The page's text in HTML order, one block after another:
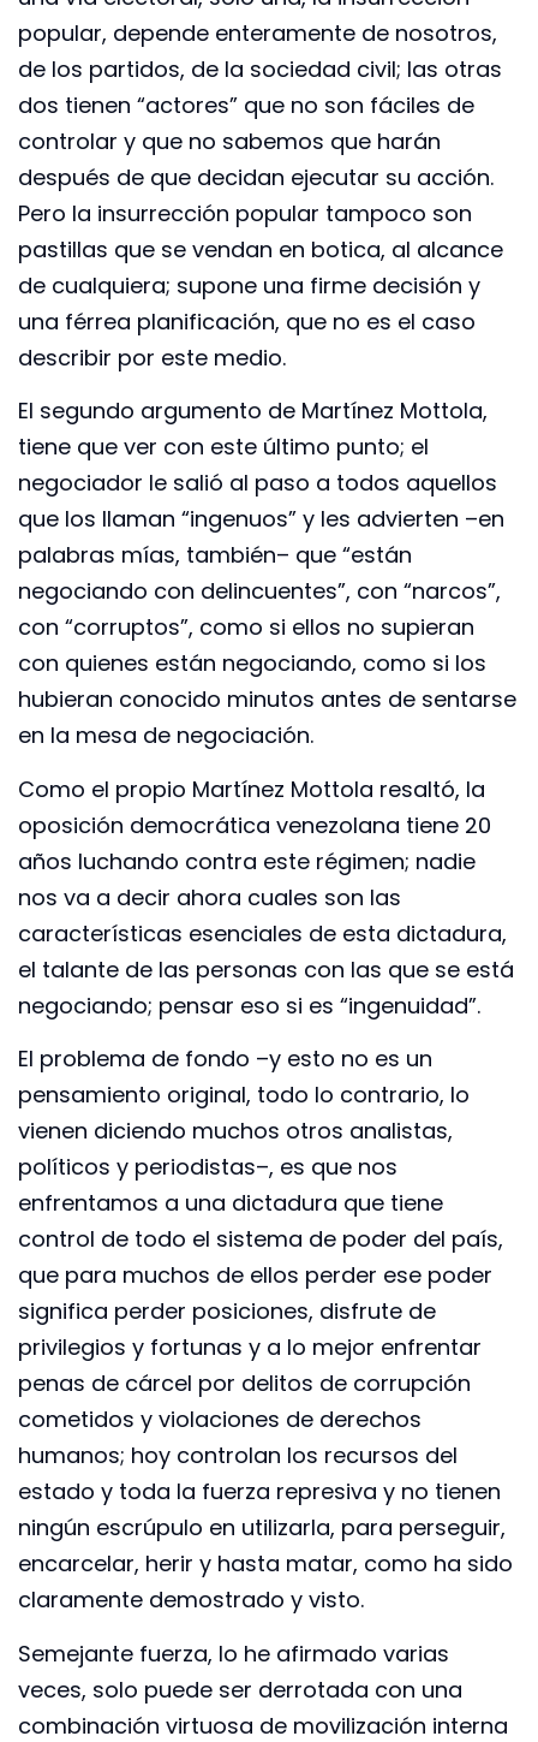
popular, depende enteramente de nosotros,
de los partidos, de la sociedad civil; las otras
dos tienen “actores” que no son fáciles de
controlar y que no sabemos que harán
después de que decidan ejecutar su acción.
Pero la insurrección popular tampoco son
pastillas que se vendan en botica, al alcance
de cualquiera; supone una firme decisión y
una férrea planificación, que no es el caso
describir por este medio.
El segundo argumento de Martínez Mottola,
tiene que ver con este último punto; el
negociador le salió al paso a todos aquellos
que los llaman “ingenuos” y les advierten –en
palabras mías, también– que “están
negociando con delincuentes”, con “narcos”,
con “corruptos”, como si ellos no supieran
con quienes están negociando, como si los
hubieran conocido minutos antes de sentarse
en la mesa de negociación.
Como el propio Martínez Mottola resaltó, la
oposición democrática venezolana tiene 20
años luchando contra este régimen; nadie
nos va a decir ahora cuales son las
características esenciales de esta dictadura,
el talante de las personas con las que se está
negociando; pensar eso si es “ingenuidad”.
El problema de fondo –y esto no es un
pensamiento original, todo lo contrario, lo
vienen diciendo muchos otros analistas,
políticos y periodistas–, es que nos
enfrentamos a una dictadura que tiene
control de todo el sistema de poder del país,
que para muchos de ellos perder ese poder
significa perder posiciones, disfrute de
privilegios y fortunas y a lo mejor enfrentar
penas de cárcel por delitos de corrupción
cometidos y violaciones de derechos
humanos; hoy controlan los recursos del
estado y toda la fuerza represiva y no tienen
ningún escrúpulo en utilizarla, para perseguir,
encarcelar, herir y hasta matar, como ha sido
claramente demostrado y visto.
Semejante fuerza, lo he afirmado varias
veces, solo puede ser derrotada con una
combinación virtuosa de movilización interna